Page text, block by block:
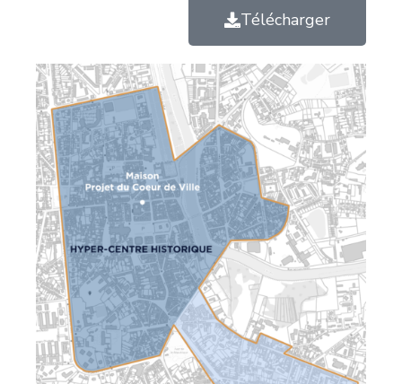
Télécharger